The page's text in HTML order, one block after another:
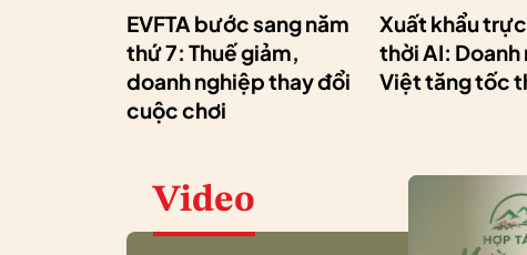
EVFTA bước sang năm
thứ 7: Thuế giảm,
doanh nghiệp thay đổi
cuộc chơi
Xuất khẩu
thời AI: Doanh
Việt tăng tốc
Video